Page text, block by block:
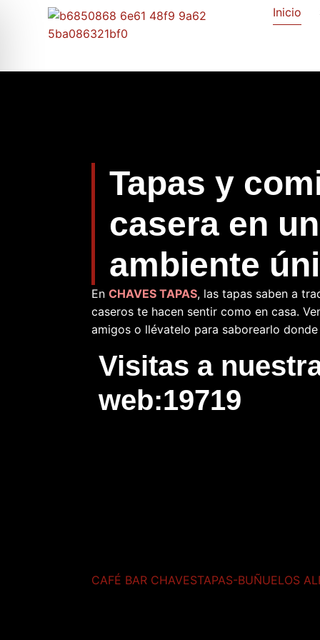
Inicio
Tapas y
casera en un
ambiente
En CHAVES TAPAS, las tapas saben a
caseros te hacen sentir como en casa.
amigos o llévatelo para saborearlo donde
Visitas a
web:19719
CAFÉ BAR CHAVESTAPAS-BUÑUELOS